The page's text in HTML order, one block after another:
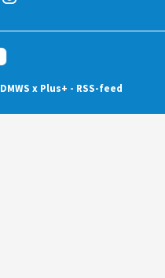
DMWS x Plus+ - RSS-feed